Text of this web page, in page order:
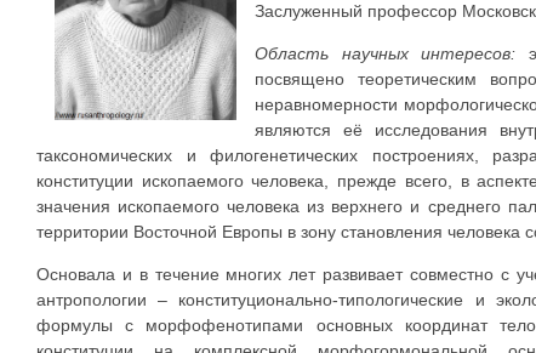
Заслуженный профессор
Область научных интересов:
посвящено теоретическим
неравномерности
являются её исследования
таксономических и филогенетических построениях,
конституции ископаемого человека, прежде всего, в
значения ископаемого человека из верхнего и среднего
территории Восточной Европы в зону становления человека
Основала и в течение многих лет развивает совместно с
антропологии – конституционально-типологические и
формулы с морфофенотипами основных координат